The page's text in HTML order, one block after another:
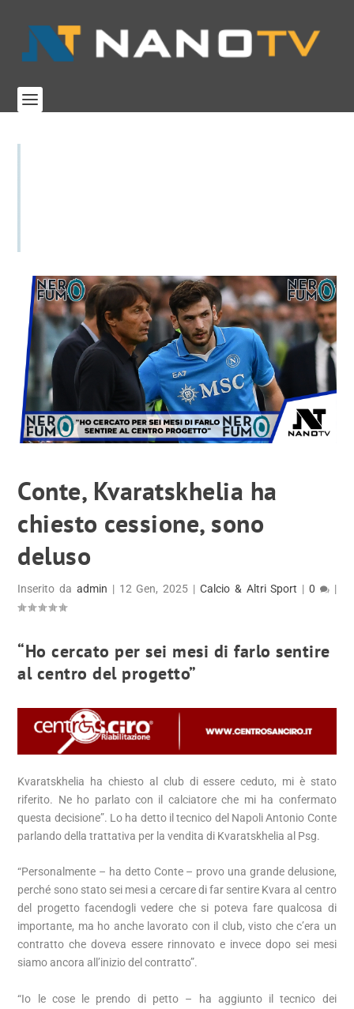
Conte, Kvaratskhelia ha
chiesto cessione, sono
deluso
Inserito daadmin | 12 Gen, 2025 | Calcio & Altri Sport | 0 |
“Ho cercato per sei mesi di farlo sentire
al centro del progetto”
Kvaratskhelia ha chiesto al club di essere ceduto, mi è stato
riferito. Ne ho parlato con il calciatore che mi ha confermato
questa decisione”. Lo ha detto il tecnico del Napoli Antonio Conte
parlando della trattativa per la vendita di Kvaratskhelia al Psg.
“Personalmente – ha detto Conte – provo una grande delusione,
perché sono stato sei mesi a cercare di far sentire Kvara al centro
del progetto facendogli vedere che si poteva fare qualcosa di
importante, ma ho anche lavorato con il club, visto che c’era un
contratto che doveva essere rinnovato e invece dopo sei mesi
siamo ancora all’inizio del contratto”.
“Io le cose le prendo di petto – ha aggiunto il tecnico dei